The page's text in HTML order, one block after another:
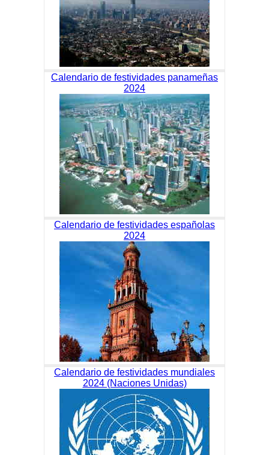
Calendario de festividades panameñas
2024
Calendario de festividades españolas
2024
Calendario de festividades mundiales
2024 (Naciones Unidas)